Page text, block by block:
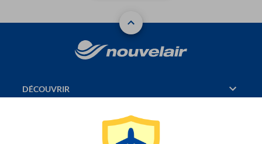
DÉCOUVRIR
PAGES CONSULTÉES